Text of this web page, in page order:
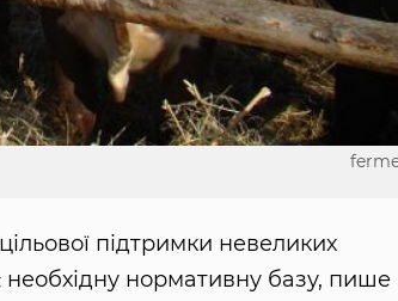
підтримки невеликих
нормативну базу, пише